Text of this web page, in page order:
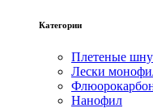
Категории
Плетеные
Лески
Нанофил